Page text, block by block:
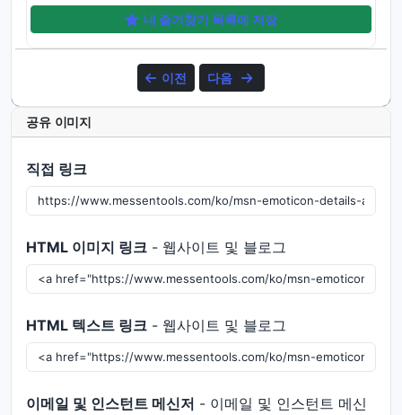
내 즐겨찾기 목록에 저장
이전 다음
공유 이미지
직접 링크
HTML 이미지 링크 - 웹사이트 및 블로그
HTML 텍스트 링크 - 웹사이트 및 블로그
이메일 및 인스턴트 메신저 - 이메일 및 인스턴트 메신